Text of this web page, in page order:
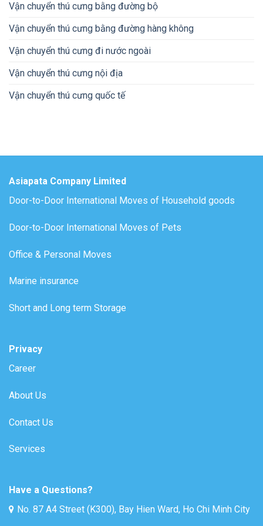
Vận chuyển thú cưng bằng đường bộ
Vận chuyển thú cưng bằng đường hàng không
Vận chuyển thú cưng đi nước ngoài
Vận chuyển thú cưng nội địa
Vận chuyển thú cưng quốc tế
Asiapata Company Limited
Door-to-Door International Moves of Household goods
Door-to-Door International Moves of Pets
Office & Personal Moves
Marine insurance
Short and Long term Storage
Privacy
Career
About Us
Contact Us
Services
Have a Questions?
No. 87 A4 Street (K300), Bay Hien Ward, Ho Chi Minh City